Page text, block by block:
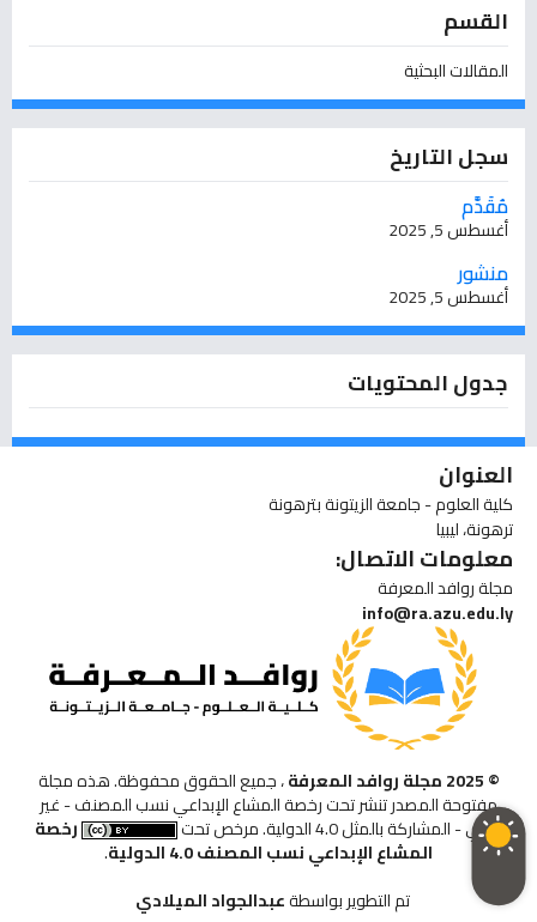
القسم
المقالات البحثية
سجل التاريخ
مُقَدَّم
أغسطس 5, 2025
منشور
أغسطس 5, 2025
جدول المحتويات
العنوان
كلية العلوم - جامعة الزيتونة بترهونة
ترهونة، ليبيا
معلومات الاتصال:
مجلة روافد المعرفة
info@ra.azu.edu.ly
© 2025 مجلة روافد المعرفة ، جميع الحقوق محفوظة. هذه مجلة
مفتوحة المصدر تنشر تحت رخصة المشاع الإبداعي نسب المصنف - غير
تجاري - المشاركة بالمثل 4.0 الدولية. مرخص تحت رخصة
المشاع الإبداعي نسب المصنف 4.0 الدولية
.
تم التطوير بواسطةعبدالجواد الميلادي